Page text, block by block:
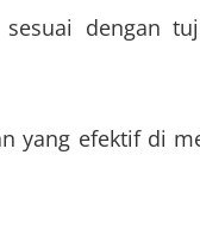
dengan
yang efektif di